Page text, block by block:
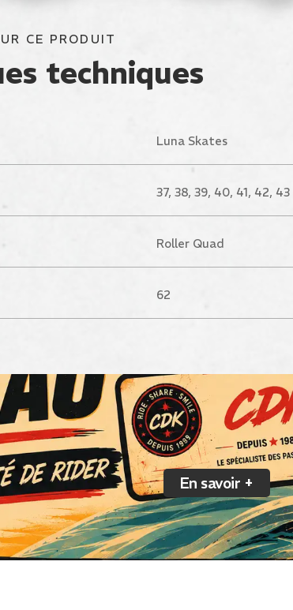
CE PRODUIT
techniques
Luna Skates
37, 38, 39, 40, 41, 42, 43
Roller Quad
62
En savoir +